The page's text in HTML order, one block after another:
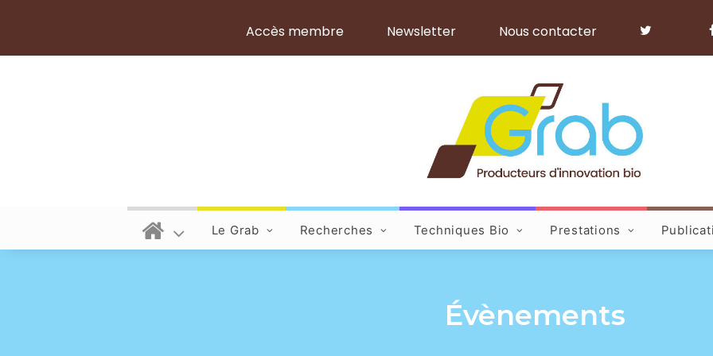
Accès membre Newsletter Nous contacter
Le Grab Recherches Techniques Bio Prestations
Évènements